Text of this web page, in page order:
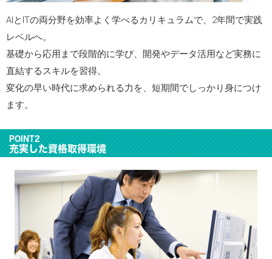
AIとITの両分野を効率よく学べるカリキュラムで、2年間で実践
レベルへ。
基礎から応用まで段階的に学び、開発やデータ活用など実務に
直結するスキルを習得。
変化の早い時代に求められる力を、短期間でしっかり身につけ
ます。
POINT2
充実した資格取得環境